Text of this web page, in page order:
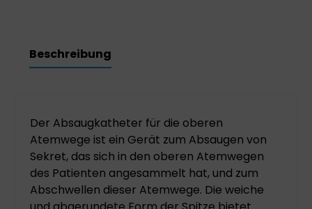
Beschreibung
Der Absaugkatheter für die oberen
Atemwege ist ein Gerät zum Absaugen von
Sekret, das sich in den oberen Atemwegen
des Patienten angesammelt hat, und zum
Abschwellen dieser Atemwege. Die weiche